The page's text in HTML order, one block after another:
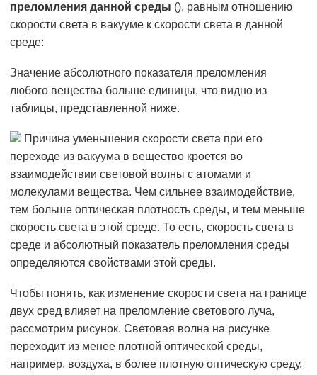
преломления данной среды (), равным отношению
скорости света в вакууме к скорости света в данной
среде:
Значение абсолютного показателя преломления
любого вещества больше единицы, что видно из
таблицы, представленной ниже.
Причина уменьшения скорости света при его
переходе из вакуума в вещество кроется во
взаимодействии световой волны с атомами и
молекулами вещества. Чем сильнее взаимодействие,
тем больше оптическая плотность среды, и тем меньше
скорость света в этой среде. То есть, скорость света в
среде и абсолютный показатель преломления среды
определяются свойствами этой среды.
Чтобы понять, как изменение скорости света на границе
двух сред влияет на преломление светового луча,
рассмотрим рисунок. Световая волна на рисунке
переходит из менее плотной оптической среды,
например, воздуха, в более плотную оптическую среду,